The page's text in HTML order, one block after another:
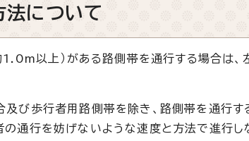
法について
以上）がある路側帯を通行する場合は、
び歩行者用路側帯を除き、路側帯を通行す
の通行を妨げないような速度と方法で進行し